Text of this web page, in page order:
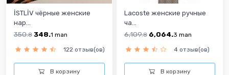
İSTLİV чёрные женские
нар...
350.8 348.1 man
122 отзыв(ов)
В корзину
Lacoste женские ручные
ча...
6,109.8 6,064.3 man
4 отзыв(ов)
В корзину